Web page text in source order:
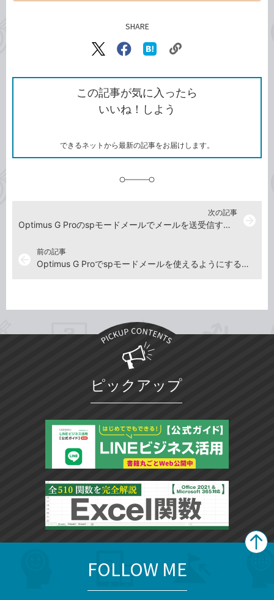
SHARE
X（旧
で
シ
ェ
ア
Facebook
シ
ェ
ア
な
ブ
ッ
ク
ク
ク
を
コ
この記事が気に入ったら
いいね！しよう
できるネットから最新の記事をお届けします。
前の記事
Optimus G Proでspモードメールを使えるようにするには
次の記事
Optimus G Proのspモードメールでメールを送受信するには
ピックアップ
FOLLOW ME